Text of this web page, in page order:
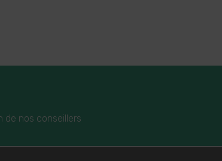
de nos conseillers